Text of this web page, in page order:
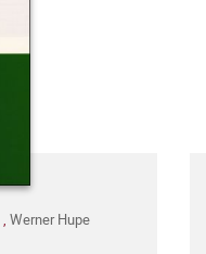
Werner Hupe